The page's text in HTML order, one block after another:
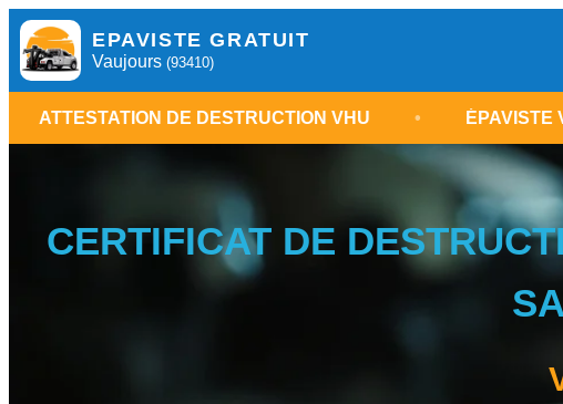
EPAVISTE GRATUIT
Vaujours (93410)
DESTRUCTION VHU • ÉPAVISTE VAUJOURS 93410
CERTIFICAT DE